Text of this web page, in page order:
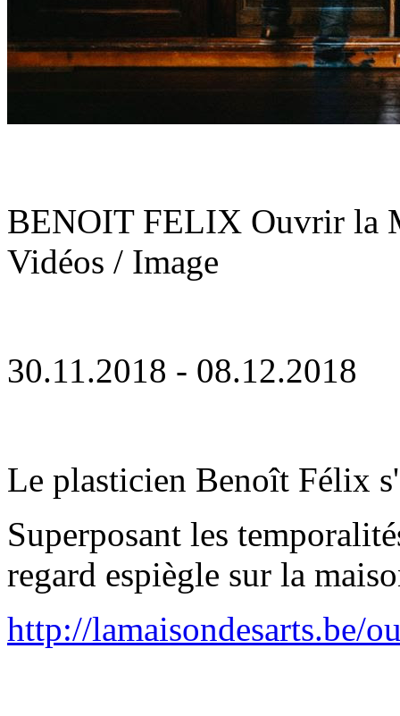
BENOIT FELIX Ouvrir la
Vidéos / Image
30.11.2018 - 08.12.2018
Le plasticien Benoît Félix
Superposant les
regard espiègle sur la
http://lamaisondesarts.be/